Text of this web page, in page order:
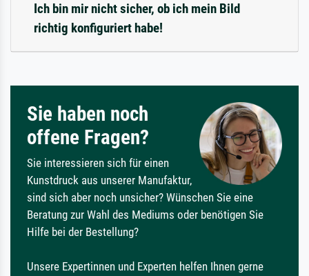
Ich bin mir nicht sicher, ob ich mein Bild
richtig konfiguriert habe!
Sie haben noch
offene Fragen?
Sie interessieren sich für einen
Kunstdruck aus unserer Manufaktur,
sind sich aber noch unsicher? Wünschen Sie eine
Beratung zur Wahl des Mediums oder benötigen Sie
Hilfe bei der Bestellung?
Unsere Expertinnen und Experten helfen Ihnen gerne